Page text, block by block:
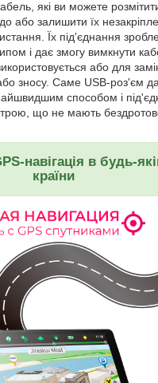
які ви можете
або залишити їх
Їх під'єднання
і дає змогу вимкнути
або для
зносу. Саме USB-роз'єм
способом і
що не мають
навігація в будь-
країни